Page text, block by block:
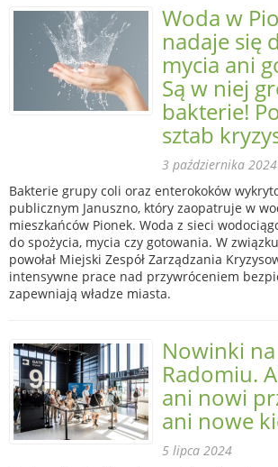
Woda w
nadaje się
mycia ani
Są w niej
bakterie!
sztab
3 października 2024
Bakterie grupy coli oraz enterokoków
publicznym Januszno, który zaopatruje w
mieszkańców Pionek. Woda z sieci
do spożycia, mycia czy gotowania. W
powołał Miejski Zespół Zarządzania
intensywne prace nad przywróceniem
zapewniają władze miasta.
Nowinki
Radomiu.
ani nowi
ani nowe
5 lipca 2024